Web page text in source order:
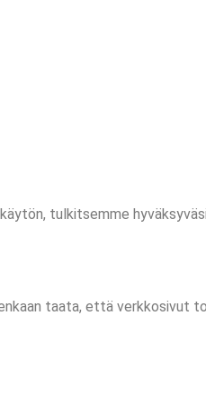
tulkitsemme
taata, että verkkosivut